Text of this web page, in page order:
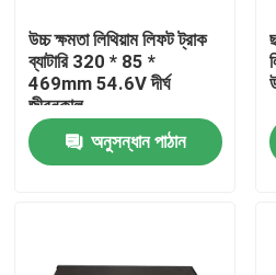
উচ্চ ক্ষমতা লিথিয়াম লিফট ট্রাক
ব্যাটারি 320 * 85 *
469mm 54.6V দীর্ঘ
জীবনকাল
অনুসন্ধান পাঠান